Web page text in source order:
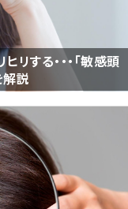
する・・・「敏感頭
解説